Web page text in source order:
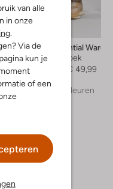
van alle
in onze
.
Via de
kun je
of een
My Essential
Wijde broek
€ 49,99
+ meer kleuren